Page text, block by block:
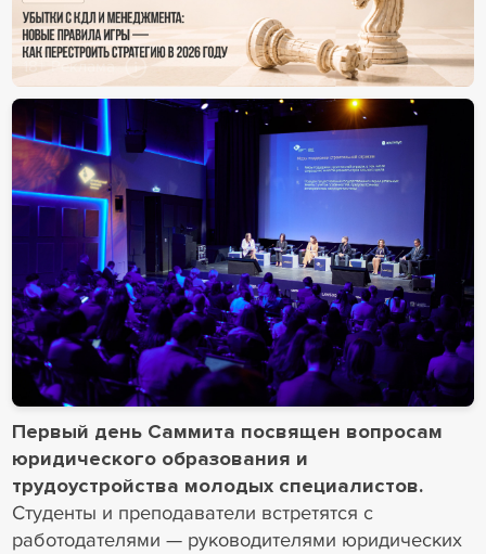
18+ Реклама
Первый день Саммита посвящен вопросам
юридического образования и
трудоустройства молодых специалистов.
Студенты и преподаватели встретятся с
работодателями — руководителями юридических